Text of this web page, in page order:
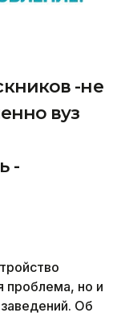
-не
вуз
-
проблема, но и
Об